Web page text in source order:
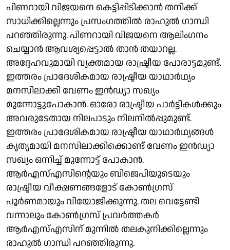
പിണറായി വിജയനെ കെട്ടിപ്പിടിക്കാൻ തനിക്ക്
സാധിക്കില്ലെന്നും പ്രസംഗത്തിൽ രാഹുൽ ഗാന്ധി
പറഞ്ഞിരുന്നു. പിണറായി വിജയനെ ആലിംഗനം
ചെയ്യാൻ ആവശ്യപ്പെട്ടാൽ താൻ തയാറല്ല.
അദ്ദേഹവുമായി വ്യക്തമായ രാഷ്ട്രീയ പോരാട്ടമുണ്ട്.
ഇത്തരം പ്രാദേശികമായ രാഷ്ട്രീയ യാഥാർഥ്യം
മനസിലാക്കി വേണം ഇൻഡ്യാ സഖ്യം
മുന്നോട്ടുപോകാൻ. ഓരോ രാഷ്ട്രീയ പാർട്ടികൾക്കും
അവരുടേതായ നിലപാടും നിലനിൽപ്പുമുണ്ട്.
ഇത്തരം പ്രാദേശികമായ രാഷ്ട്രീയ യാഥാർഥ്യങ്ങൾ
കൃത്യമായി മനസിലാക്കിക്കൊണ്ട് വേണം ഇൻഡ്യാ
സഖ്യം ഒന്നിച്ച് മുന്നോട്ട് പോകാൻ.
ആർഎസ്എസിന്റെയും ബിജെപിയുടെയും
രാഷ്ട്രീയ വീക്ഷണങ്ങളോട് കോൺഗ്രസ്
പൂർണമായും വിയോജിക്കുന്നു. തല വെട്ടേണ്ടി
വന്നാലും കോൺഗ്രസ് പ്രവർത്തകർ
ആർഎസ്എസിന് മുന്നിൽ തലകുനിക്കില്ലെന്നും
രാഹുൽ ഗാന്ധി പറഞ്ഞിരുന്നു.